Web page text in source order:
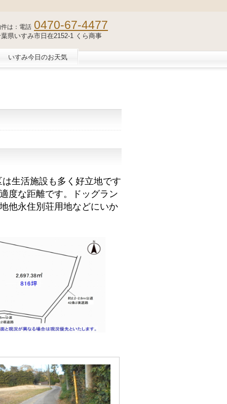
は：電話 0470-67-4477
県いすみ市日在2152-1 くら商事
生活施設も多く好立地です
度な距離です。ドッグラン
他永住別荘用地などにいか
いすみ今日のお天気